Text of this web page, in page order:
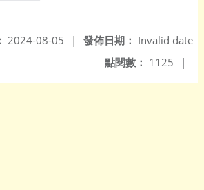
發佈日期： Invalid date
2024-08-05
|
點閱數： 1125 |